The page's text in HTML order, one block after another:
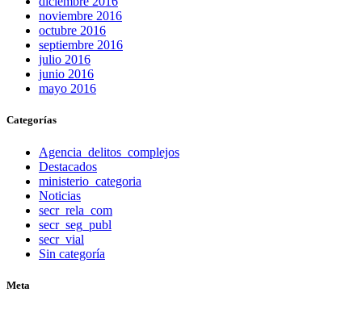
noviembre 2016
octubre 2016
septiembre 2016
julio 2016
junio 2016
mayo 2016
Categorías
Agencia_delitos_complejos
Destacados
ministerio_categoria
Noticias
secr_rela_com
secr_seg_publ
secr_vial
Sin categoría
Meta